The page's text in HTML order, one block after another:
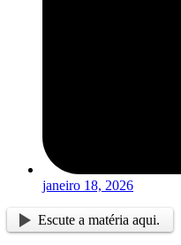
janeiro 18, 2026
Escute a matéria aqui.